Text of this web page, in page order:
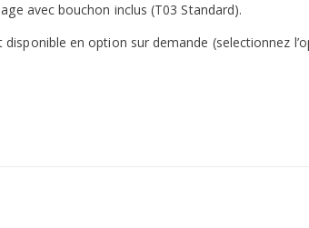
avec bouchon inclus (T03 Standard).
en option sur demande (selectionnez